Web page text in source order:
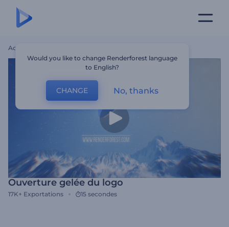
Accueil
Ouverture gelée du logo
17K+ Exportations 15 secondes
Would you like to change Renderforest language
to English?
CHANGE No, thanks